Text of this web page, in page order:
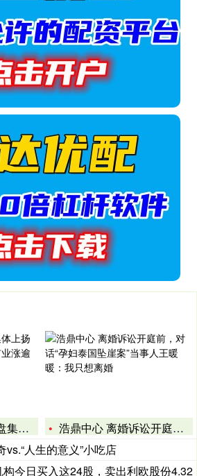
业涨逾
浩鼎中心 离婚诉讼开庭前，对话“孕妇泰国坠崖案”当事人王暖暖
人生的意义”小吃店
今日买入这24股，卖出利欧股份4.32